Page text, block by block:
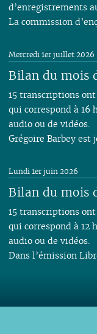
d’enregistrements
La commission
Bilan du mois
Mercredi 1er juillet 2026
15 transcriptions
qui correspond à 16
audio ou de vidéos.
Grégoire Barbey
Bilan du mois
Lundi 1er juin 2026
15 transcriptions
qui correspond à 12
audio ou de vidéos.
Dans l’émission